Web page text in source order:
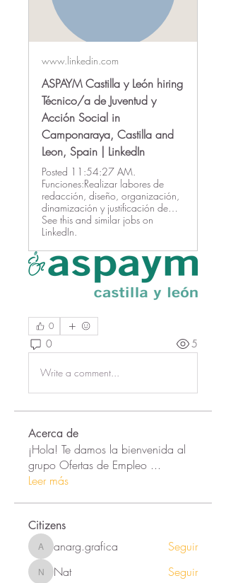
www.linkedin.com
ASPAYM Castilla y León hiring
Técnico/a de Juventud y
Acción Social in
Camponaraya, Castilla and
Leon, Spain | LinkedIn
Posted 11:54:27 AM.
Funciones:Realizar labores de
redacción, diseño, organización,
dinamización y justificación de…
See this and similar jobs on
LinkedIn.
0
0 5
Write a comment...
Acerca de
¡Hola! Te damos la bienvenida al
grupo Ofertas de Empleo ...
Leer más
Citizens
anarg.grafica
anarg.grafica Seguir
NatNat Seguir